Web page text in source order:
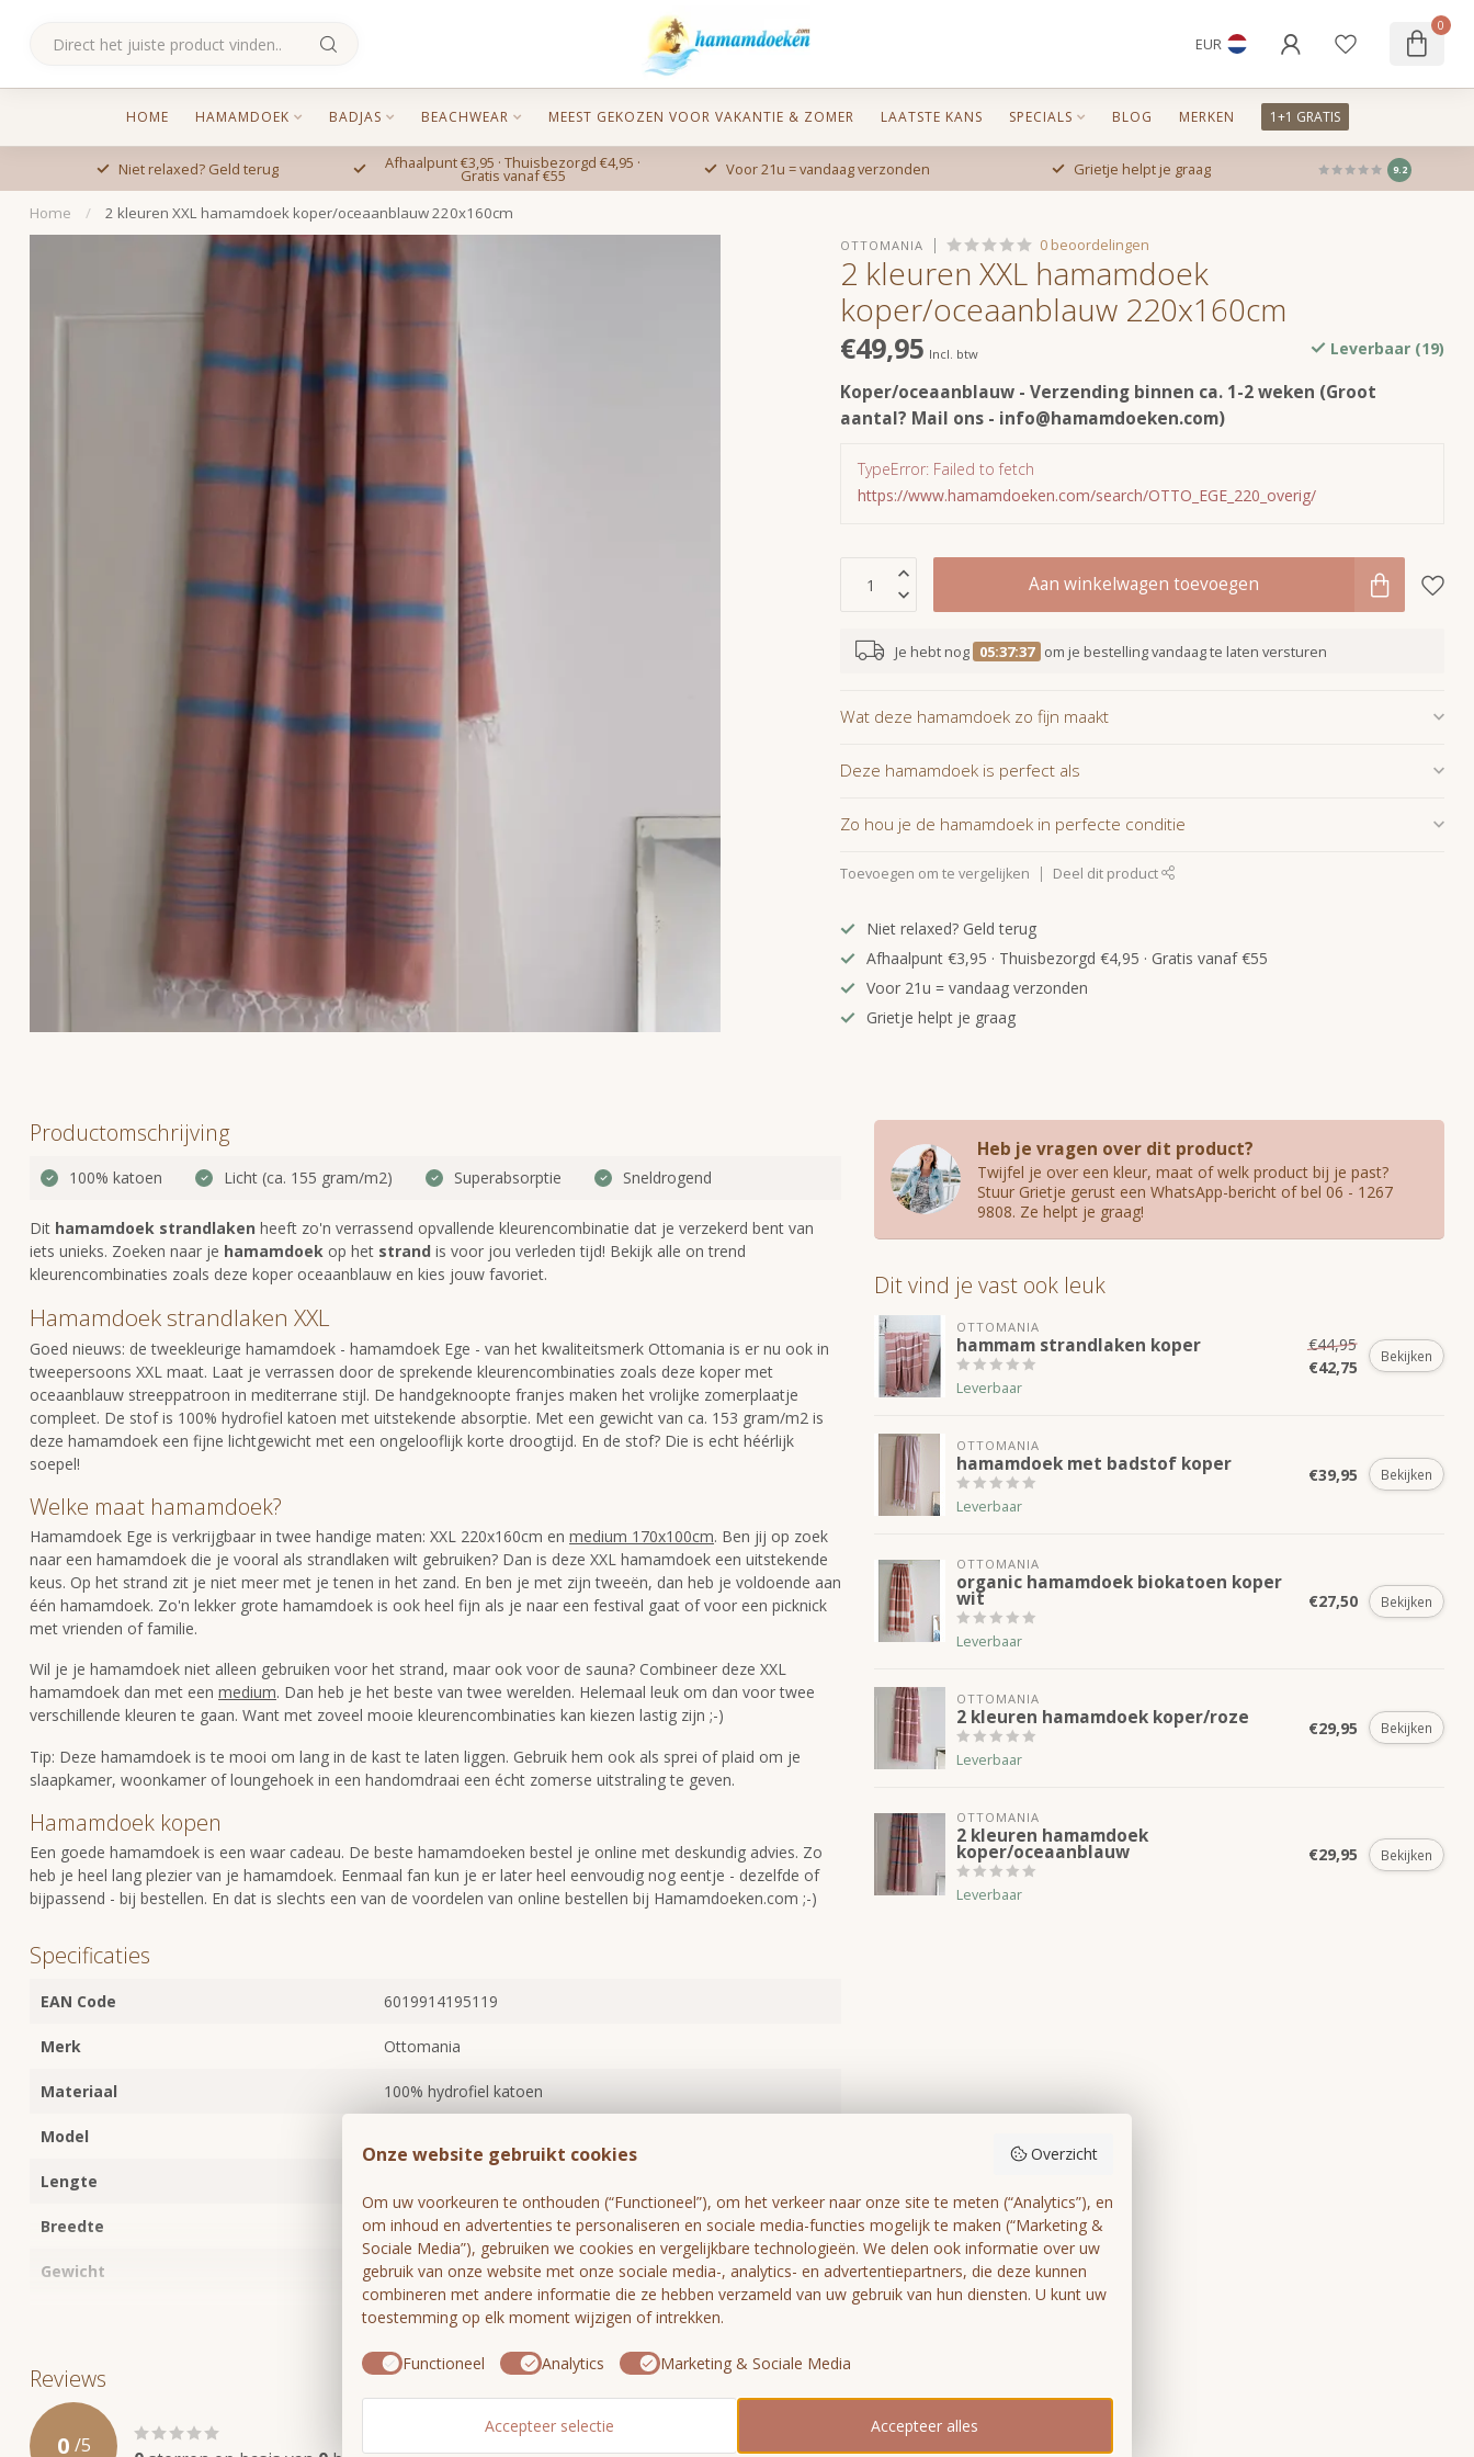
EUR
0
HOME HAMAMDOEK BADJAS BEACHWEAR MEEST GEKOZEN VOOR VAKANTIE & ZOMER LAATSTE KANS SPECIALS BLOG MERKEN 1+1 GRATIS
Niet relaxed? Geld terug Afhaalpunt €3,95 · Thuisbezorgd €4,95 ·
Gratis vanaf €55 Voor 21u = vandaag verzonden Grietje helpt je graag 9.2
Home / 2 kleuren XXL hamamdoek koper/oceaanblauw 220x160cm
OTTOMANIA 0 beoordelingen
2 kleuren XXL hamamdoek
koper/oceaanblauw 220x160cm
€49,95 Incl. btw Leverbaar (19)
Koper/oceaanblauw - Verzending binnen ca. 1-2 weken (Groot
aantal? Mail ons - info@hamamdoeken.com)
TypeError: Failed to fetch
https://www.hamamdoeken.com/search/OTTO_EGE_220_overig/
Aan winkelwagen toevoegen
Je hebt nog 05:37:36 om je bestelling vandaag te laten versturen
Wat deze hamamdoek zo fijn maakt
Deze hamamdoek is perfect als
Zo hou je de hamamdoek in perfecte conditie
Toevoegen om te vergelijken Deel dit product
Niet relaxed? Geld terug
Afhaalpunt €3,95 · Thuisbezorgd €4,95 · Gratis vanaf €55
Voor 21u = vandaag verzonden
Grietje helpt je graag
Productomschrijving
100% katoen Licht (ca. 155 gram/m2) Superabsorptie Sneldrogend
Dit hamamdoek strandlaken heeft zo'n verrassend opvallende kleurencombinatie dat je verzekerd bent van
iets unieks. Zoeken naar je hamamdoek op het strand is voor jou verleden tijd! Bekijk alle on trend
kleurencombinaties zoals deze koper oceaanblauw en kies jouw favoriet.
Hamamdoek strandlaken XXL
Goed nieuws: de tweekleurige hamamdoek - hamamdoek Ege - van het kwaliteitsmerk Ottomania is er nu ook in
tweepersoons XXL maat. Laat je verrassen door de sprekende kleurencombinaties zoals deze koper met
oceaanblauw streeppatroon in mediterrane stijl. De handgeknoopte franjes maken het vrolijke zomerplaatje
compleet. De stof is 100% hydrofiel katoen met uitstekende absorptie. Met een gewicht van ca. 153 gram/m2 is
deze hamamdoek een fijne lichtgewicht met een ongelooflijk korte droogtijd. En de stof? Die is echt héérlijk
soepel!
Welke maat hamamdoek?
Hamamdoek Ege is verkrijgbaar in twee handige maten: XXL 220x160cm en medium 170x100cm. Ben jij op zoek
naar een hamamdoek die je vooral als strandlaken wilt gebruiken? Dan is deze XXL hamamdoek een uitstekende
keus. Op het strand zit je niet meer met je tenen in het zand. En ben je met zijn tweeën, dan heb je voldoende aan
één hamamdoek. Zo'n lekker grote hamamdoek is ook heel fijn als je naar een festival gaat of voor een picknick
met vrienden of familie.
Wil je je hamamdoek niet alleen gebruiken voor het strand, maar ook voor de sauna? Combineer deze XXL
hamamdoek dan met een medium. Dan heb je het beste van twee werelden. Helemaal leuk om dan voor twee
verschillende kleuren te gaan. Want met zoveel mooie kleurencombinaties kan kiezen lastig zijn ;-)
Tip: Deze hamamdoek is te mooi om lang in de kast te laten liggen. Gebruik hem ook als sprei of plaid om je
slaapkamer, woonkamer of loungehoek in een handomdraai een écht zomerse uitstraling te geven.
Hamamdoek kopen
Een goede hamamdoek is een waar cadeau. De beste hamamdoeken bestel je online met deskundig advies. Zo
heb je heel lang plezier van je hamamdoek. Eenmaal fan kun je er later heel eenvoudig nog eentje - dezelfde of
bijpassend - bij bestellen. En dat is slechts een van de voordelen van online bestellen bij Hamamdoeken.com ;-)
Specificaties
EAN Code 6019914195119
Merk Ottomania
Materiaal 100% hydrofiel katoen
Model
Lengte
Breedte 160cm
Gewicht 510 gram
Lichtgewicht
Vakantie/strand, picknick, dagje uit/festival & thuis
Wasvoorschrift 40 graden
Extra details
Ambachtelijk geweven, handgeknoopte franjes zijn een echte
Bekijk alles
Reviews
0 /5 Je beoordeling toevoegen
Heb je vragen over dit product?
Twijfel je over een kleur, maat of welk product bij je past?
Stuur Grietje gerust een WhatsApp-bericht of bel 06 - 1267
9808. Ze helpt je graag!
Dit vind je vast ook leuk
OTTOMANIA
hammam strandlaken koper
Leverbaar
€44,95
€42,75
Bekijken
OTTOMANIA
hamamdoek met badstof koper
Leverbaar
€39,95 Bekijken
OTTOMANIA
organic hamamdoek biokatoen koper
wit
Leverbaar
€27,50 Bekijken
OTTOMANIA
2 kleuren hamamdoek koper/roze
Leverbaar
€29,95 Bekijken
OTTOMANIA
2 kleuren hamamdoek
koper/oceaanblauw
Leverbaar
€29,95 Bekijken
Onze website gebruikt cookies Overzicht
Om uw voorkeuren te onthouden (“Functioneel”), om het verkeer naar onze site te meten (“Analytics”), en
om inhoud en advertenties te personaliseren en sociale media-functies mogelijk te maken (“Marketing &
Sociale Media”), gebruiken we cookies en vergelijkbare technologieën. We delen ook informatie over uw
gebruik van onze website met onze sociale media-, analytics- en advertentiepartners, die deze kunnen
combineren met andere informatie die ze hebben verzameld van uw gebruik van hun diensten. U kunt uw
toestemming op elk moment wijzigen of intrekken.
Functioneel Analytics Marketing & Sociale Media
Accepteer selectie Accepteer alles